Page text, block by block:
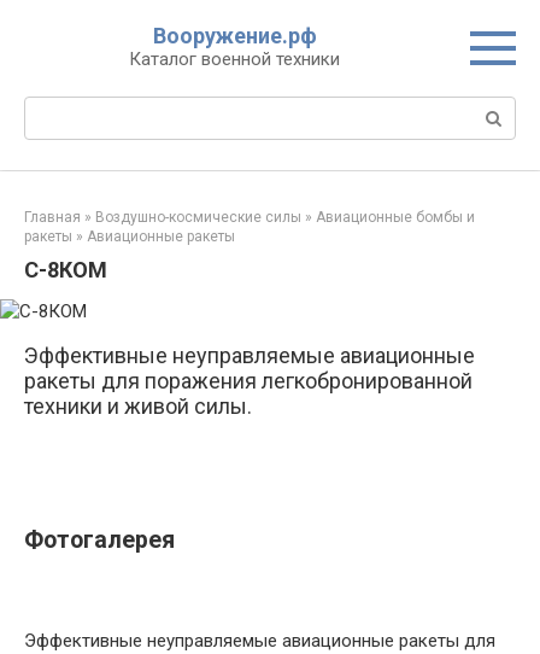
Вооружение.рф
Каталог военной техники
Поиск:
Главная » Воздушно-космические силы » Авиационные бомбы и
ракеты » Авиационные ракеты
С-8КОМ
Эффективные неуправляемые авиационные
ракеты для поражения легкобронированной
техники и живой силы.
Фотогалерея
Эффективные неуправляемые авиационные ракеты для